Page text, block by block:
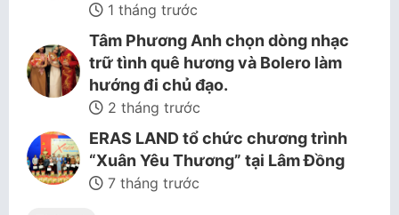
1 tháng trước
Tâm Phương Anh chọn dòng nhạc
trữ tình quê hương và Bolero làm
hướng đi chủ đạo.
2 tháng trước
ERAS LAND tổ chức chương trình
“Xuân Yêu Thương” tại Lâm Đồng
7 tháng trước